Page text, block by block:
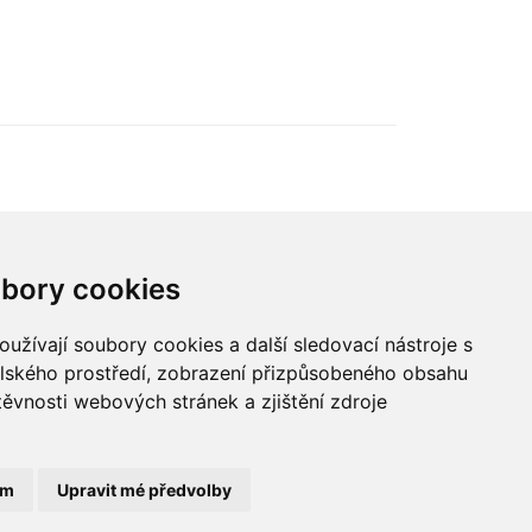
cookies
soubory cookies a další sledovací nástroje s
prostředí, zobrazení přizpůsobeného obsahu
webových stránek a zjištění zdroje
Upravit mé předvolby
© 2022 Blue Events